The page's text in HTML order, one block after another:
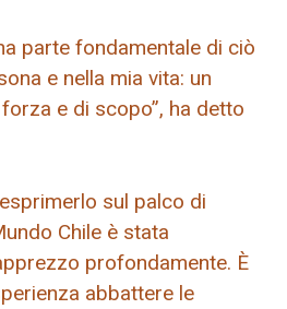
parte fondamentale di ciò
e nella mia vita: un
e di scopo”, ha detto
sul palco di
Chile è stata
profondamente. È
abbattere le